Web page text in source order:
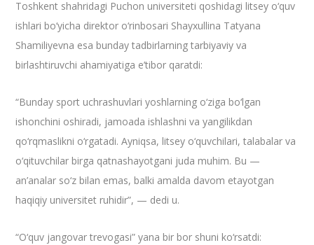
Toshkent shahridagi Puchon universiteti qoshidagi litsey o‘quv
ishlari bo‘yicha direktor o‘rinbosari Shayxullina Tatyana
Shamiliyevna esa bunday tadbirlarning tarbiyaviy va
birlashtiruvchi ahamiyatiga e’tibor qaratdi:
“Bunday sport uchrashuvlari yoshlarning o‘ziga bo‘lgan
ishonchini oshiradi, jamoada ishlashni va yangilikdan
qo‘rqmaslikni o‘rgatadi. Ayniqsa, litsey o‘quvchilari, talabalar va
o‘qituvchilar birga qatnashayotgani juda muhim. Bu —
an’analar so‘z bilan emas, balki amalda davom etayotgan
haqiqiy universitet ruhidir”, — dedi u.
“O‘quv jangovar trevogasi” yana bir bor shuni ko‘rsatdi: